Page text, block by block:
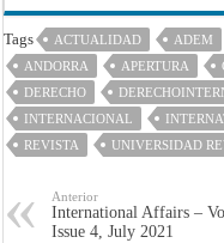
Tags ACTUALIDAD ADEM
ANDORRA
APERTURA
DERECHO
INTERNACIONAL
REVISTA
UNIVERSIDAD
Anterior
International Affairs –
Issue 4, July 2021